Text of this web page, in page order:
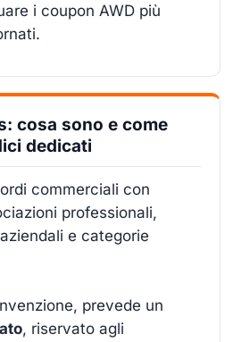
i coupon AWD più
cosa sono e come
dedicati
commerciali con
professionali,
e categorie
prevede un
, riservato agli